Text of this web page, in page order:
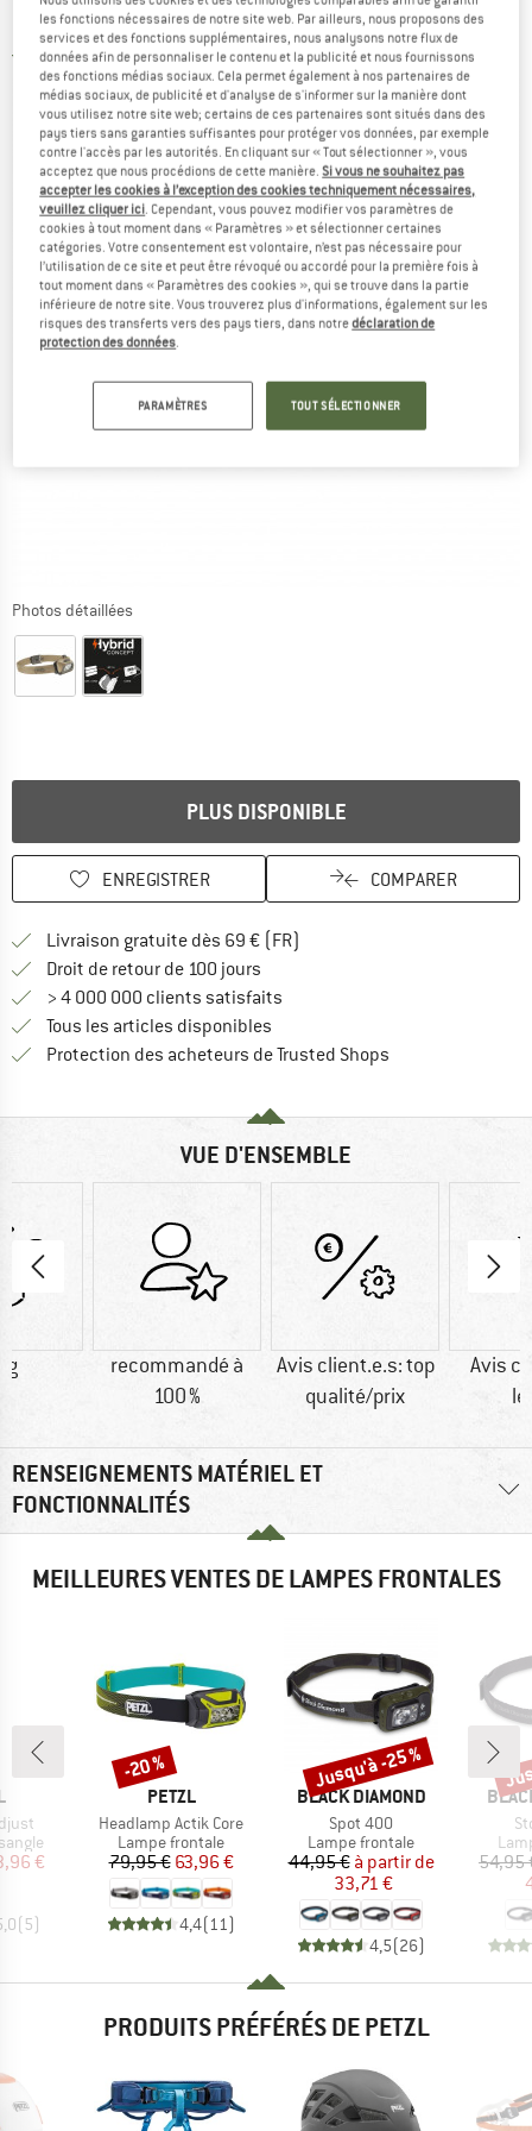
Lampe frontale
5,0(1)
Photos détaillées
PLUS DISPONIBLE
ENREGISTRER COMPARER
Livraison gratuite dès 69 € (FR)
Droit de retour de 100 jours
> 4 000 000 clients satisfaits
Tous les articles disponibles
Protection des acheteurs de Trusted Shops
VUE D'ENSEMBLE
g
recommandé à
100 %
Avis client.e.s: top
qualité/prix
Avis
RENSEIGNEMENTS MATÉRIEL ET
FONCTIONNALITÉS
MEILLEURES VENTES DE LAMPES FRONTALES
réduit
€
(5)
MARQUE
PETZL
Article
Headlamp Actik Core
Product group
Lampe frontale
Prix
79,95 €Prix réduit
63,96 €
4,4(11 )
Remise
-20 %
MARQUE
BLACK DIAMOND
Article
Spot 400
Product group
Lampe frontale
Prix
44,95 € Prix réduit
à partir de
33,71 €
4,5(26)
Remise
Jusqu'à -25 %
54,95
PRODUITS PRÉFÉRÉS DE PETZL
les fonctions nécessaires de notre site web. Par ailleurs, nous proposons des
services et des fonctions supplémentaires, nous analysons notre flux de
données afin de personnaliser le contenu et la publicité et nous fournissons
des fonctions médias sociaux. Cela permet également à nos partenaires de
médias sociaux, de publicité et d'analyse de s'informer sur la manière dont
vous utilisez notre site web; certains de ces partenaires sont situés dans des
pays tiers sans garanties suffisantes pour protéger vos données, par exemple
contre l'accès par les autorités. En cliquant sur « Tout sélectionner », vous
acceptez que nous procédions de cette manière.Si vous ne souhaitez pas
accepter les cookies à l’exception des cookies techniquement nécessaires,
veuillez cliquer ici. Cependant, vous pouvez modifier vos paramètres de
cookies à tout moment dans « Paramètres » et sélectionner certaines
catégories. Votre consentement est volontaire, n’est pas nécessaire pour
l’utilisation de ce site et peut être révoqué ou accordé pour la première fois à
tout moment dans « Paramètres des cookies », qui se trouve dans la partie
inférieure de notre site. Vous trouverez plus d'informations, également sur les
risques des transferts vers des pays tiers, dans notredéclaration de
protection des données.
PARAMÈTRES TOUT SÉLECTIONNER